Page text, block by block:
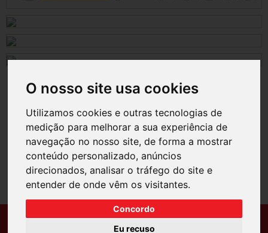
O nosso site usa cookies
Utilizamos cookies e outras tecnologias de
medição para melhorar a sua experiência de
navegação no nosso site, de forma a mostrar
conteúdo personalizado, anúncios
direcionados, analisar o tráfego do site e
entender de onde vêm os visitantes.
Concordo
Eu recuso